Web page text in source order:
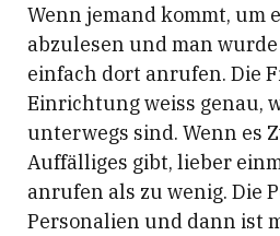
Wenn jemand kommt, um
abzulesen und man
einfach dort anrufen. Die
Einrichtung weiss genau,
unterwegs sind. Wenn es
Auffälliges gibt, lieber
anrufen als zu wenig. Die
Personalien und dann ist